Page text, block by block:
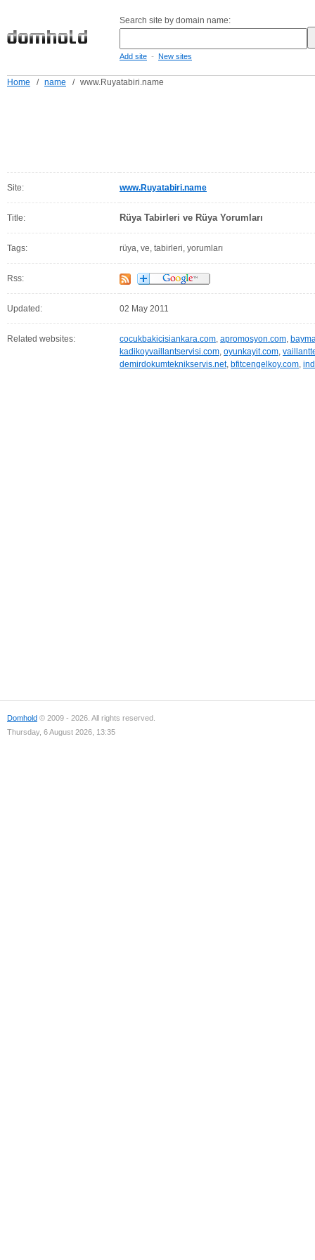
Search site by domain name:
Add site - New sites
Home / name / www.Ruyatabiri.name
Site: www.Ruyatabiri.name
Title: Rüya Tabirleri ve Rüya Yorumları
Tags: rüya, ve, tabirleri, yorumları
Rss:
Updated: 02 May 2011
Related websites: cocukbakicisiankara.com, apromosyon.com,
kadikoyvaillantservisi.com, oyunkayit.com,
demirdokumteknikservis.net, bfitcengelkoy.com,
Domhold © 2009 - 2026. All rights reserved.
Thursday, 6 August 2026, 13:35